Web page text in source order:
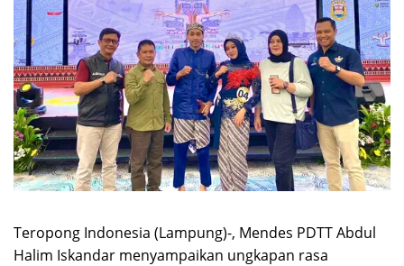
Teropong Indonesia (Lampung)-, Mendes PDTT Abdul
Halim Iskandar menyampaikan ungkapan rasa